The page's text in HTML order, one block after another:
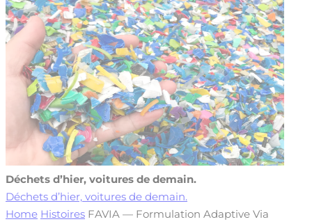
Déchets d’hier, voitures de demain.
Déchets d’hier, voitures de demain.
Home Histoires FAVIA — Formulation Adaptive Via